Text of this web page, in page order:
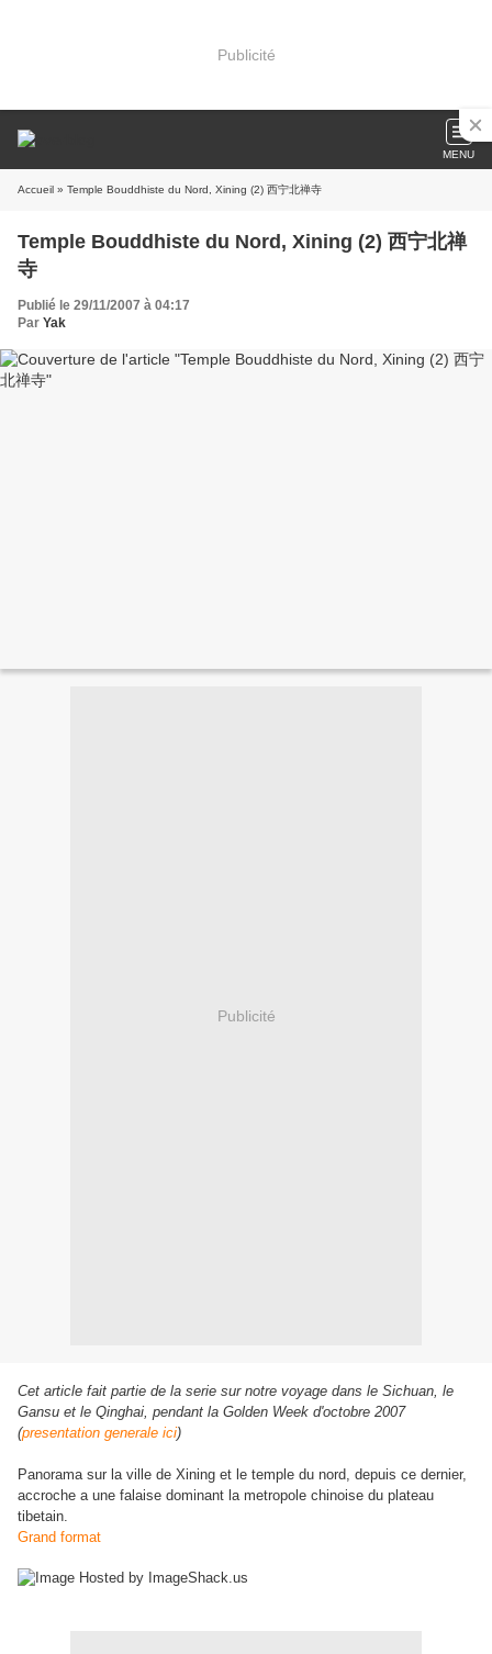
Publicité
MENU
Accueil » Temple Bouddhiste du Nord, Xining (2) 西宁北禅寺
Temple Bouddhiste du Nord, Xining (2) 西宁北禅
寺
Publié le 29/11/2007 à 04:17
Par Yak
Publicité
Cet article fait partie de la serie sur notre voyage dans le Sichuan, le
Gansu et le Qinghai, pendant la Golden Week d'octobre 2007
(presentation generale ici)
Panorama sur la ville de Xining et le temple du nord, depuis ce dernier,
accroche a une falaise dominant la metropole chinoise du plateau
tibetain.
Grand format